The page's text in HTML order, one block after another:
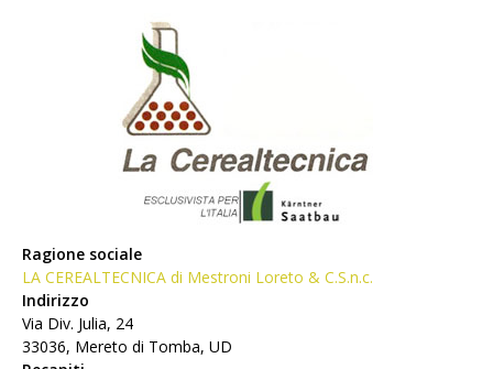
Ragione sociale
LA CEREALTECNICA di Mestroni Loreto & C.S.n.c.
Indirizzo
Via Div. Julia, 24
33036, Mereto di Tomba, UD